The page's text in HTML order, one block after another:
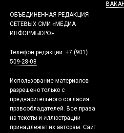
ОБЪЕДИНЕННАЯ РЕДАКЦИЯ
СЕТЕВЫХ СМИ «МЕДИА
ИНФОРМБЮРО»
Телефон редакции: +7 (901)
509-28-08
Использование материалов
разрешено только с
предварительного согласия
правообладателей. Все права
на тексты и иллюстрации
принадлежат их авторам. Сайт